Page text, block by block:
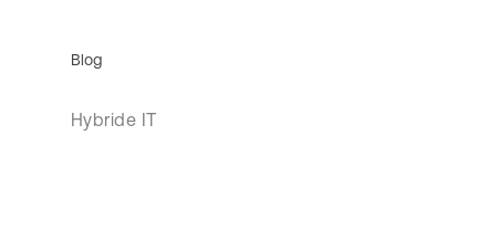
Blog
Hybride IT